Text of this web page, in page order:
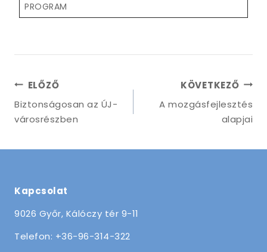
PROGRAM
Bejegyzés
navigáció
ELŐZŐ
Biztonságosan az ÚJ-
városrészben
KÖVETKEZŐ
A mozgásfejlesztés
alapjai
Kapcsolat
9026 Győr, Kálóczy tér 9-11
Telefon: +36-96-314-322